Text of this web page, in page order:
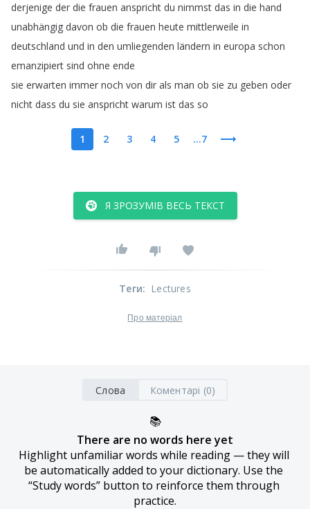
derjenige der die frauen anspricht du nimmst das in die hand
unabhängig davon ob die frauen heute mittlerweile in
deutschland und in den umliegenden ländern in europa schon
emanzipiert sind ohne ende
sie erwarten immer noch von dir als man ob sie zu geben oder
nicht dass du sie anspricht warum ist das so
1 2 3 4 5 ...7
Я ЗРОЗУМІВ ВЕСЬ ТЕКСТ
Теги: Lectures
Про матеріал
Слова Коментарі (0)
📚
There are no words here yet
Highlight unfamiliar words while reading — they will
be automatically added to your dictionary. Use the
“Study words” button to reinforce them through
practice.